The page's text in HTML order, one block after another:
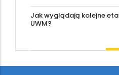
Jak wyglądają kolejne
UWM?